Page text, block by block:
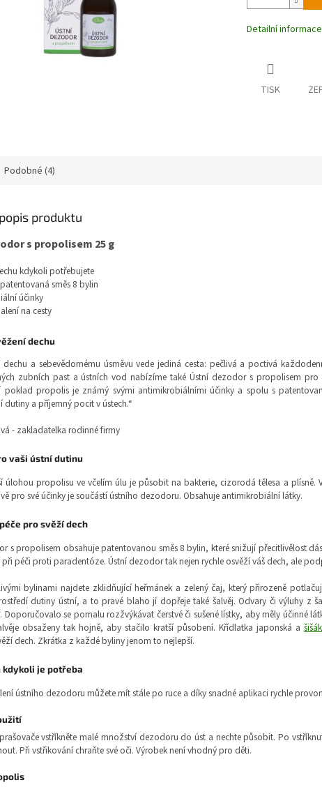
Detailní informace
TISK
Podobné (4)
produktu
s propolisem 25 g
kdykoli potřebujete
směs 8 bylin
účinky
na cesty
dechu
dechu a sebevědomému úsměvu vede jediná cesta: pečlivá a poctivá
zubních past a ústních vod nabízíme také Ústní dezodor s propolisem
poklad propolis je známý svými antimikrobiálními účinky a spolu s
dutiny a příjemný pocit v ústech.“
- zakladatelka rodinné firmy
vaši ústní dutinu
úlohou propolisu ve včelím úlu je působit na bakterie, cizorodá tělesa a plísně.
pro své účinky je součástí ústního dezodoru. Obsahuje antimikrobiální látky.
pro svěží dech
s propolisem obsahuje patentovanou směs 8 bylin, které snižují přecitlivělost
péči proti paradentóze. Ústní dezodor tak nejen rychle osvěží váš dech, ale
bylinami najdete zklidňující heřmánek a zelený čaj, který přirozeně
dutiny ústní, a to pravé blaho jí dopřeje také šalvěj. Odvary či výluhy z
Doporučovalo se pomalu rozžvýkávat čerstvé či sušené lístky, aby měly účinné
obsaženy tak hojně, aby stačilo kratší působení. Křídlatka japonská a
dech. Zkrátka z každé byliny jenom to nejlepší.
kdykoli je potřeba
ústního dezodoru můžete mít stále po ruce a díky snadné aplikaci rychle
vstříkněte malé množství dezodoru do úst a nechte působit. Po
Při vstřikování chraňte své oči. Výrobek není vhodný pro děti.